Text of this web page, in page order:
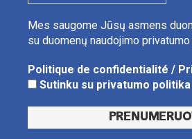
Mes saugome Jūsų asmens
su duomenų naudojimo
Politique de confidentialité /
Sutinku su privatumo politika